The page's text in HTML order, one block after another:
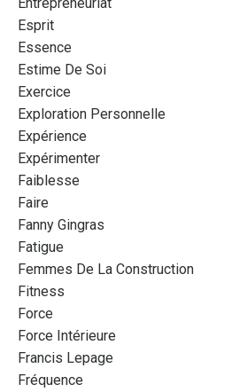
Esprit
Essence
Estime De Soi
Exercice
Exploration Personnelle
Expérience
Expérimenter
Faiblesse
Faire
Fanny Gingras
Fatigue
Femmes De La Construction
Fitness
Force
Force Intérieure
Francis Lepage
Fréquence